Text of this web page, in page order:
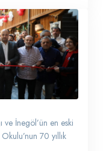
ve İnegöl’ün en eski
70 yıllık